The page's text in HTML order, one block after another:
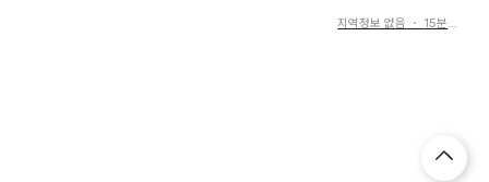
지역정보 없음 ・ 15분 전